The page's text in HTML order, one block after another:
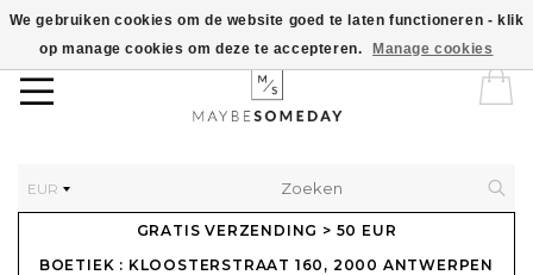
EUR
GRATIS VERZENDING > 50 EUR
BOETIEK : KLOOSTERSTRAAT 160, 2000 ANTWERPEN
We gebruiken cookies om de website goed te laten functioneren - klik
op manage cookies om deze te accepteren.
Manage cookies